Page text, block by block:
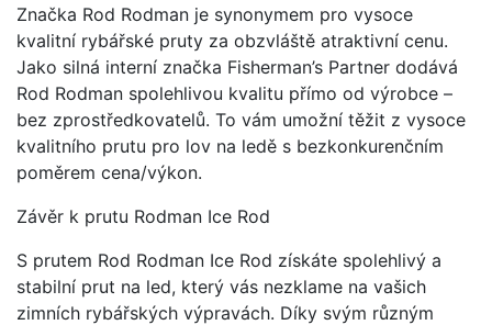
Značka Rod Rodman je synonymem pro vysoce
kvalitní rybářské pruty za obzvláště atraktivní cenu.
Jako silná interní značka Fisherman’s Partner dodává
Rod Rodman spolehlivou kvalitu přímo od výrobce –
bez zprostředkovatelů. To vám umožní těžit z vysoce
kvalitního prutu pro lov na ledě s bezkonkurenčním
poměrem cena/výkon.
Závěr k prutu Rodman Ice Rod
S prutem Rod Rodman Ice Rod získáte spolehlivý a
stabilní prut na led, který vás nezklame na vašich
zimních rybářských výpravách. Díky svým různým